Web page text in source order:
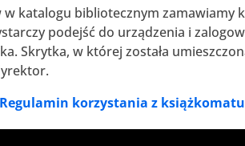
w katalogu bibliotecznym zamawiamy
podejść do urządzenia i
Skrytka, w której została
Regulamin korzystania z książkomatu